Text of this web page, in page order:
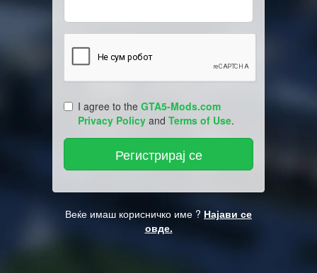
I agree to the GTA5-Mods.com
Privacy Policy and Terms of Use.
Веќе имаш корисничко име ? Најави се
овде.